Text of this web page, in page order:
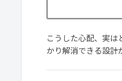
こうした心配、実
かり解消できる設計